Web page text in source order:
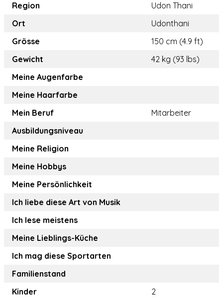
Region
Udon Thani
Ort
Udonthani
Grösse
150 cm (4.9 ft)
Gewicht
42 kg (93 lbs)
Meine Augenfarbe
Meine Haarfarbe
Mein Beruf
Mitarbeiter
Ausbildungsniveau
Meine Religion
Meine Hobbys
Meine Persönlichkeit
Ich liebe diese Art von Musik
Ich lese meistens
Meine Lieblings-Küche
Ich mag diese Sportarten
Familienstand
Kinder
2